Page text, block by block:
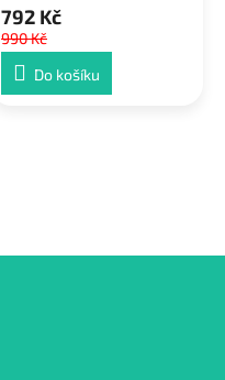
792 Kč
990 Kč
Do košíku